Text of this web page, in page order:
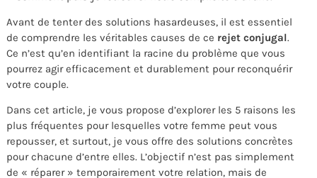
Avant de tenter des solutions hasardeuses, il est essentiel
de comprendre les véritables causes de ce rejet conjugal.
Ce n’est qu’en identifiant la racine du problème que vous
pourrez agir efficacement et durablement pour reconquérir
votre couple.
Dans cet article, je vous propose d’explorer les 5 raisons les
plus fréquentes pour lesquelles votre femme peut vous
repousser, et surtout, je vous offre des solutions concrètes
pour chacune d’entre elles. L’objectif n’est pas simplement
de « réparer » temporairement votre relation, mais de